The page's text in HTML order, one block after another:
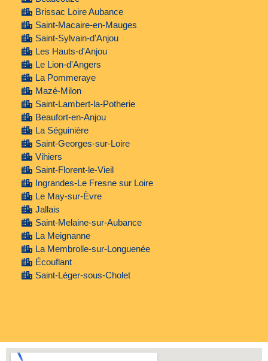
Brissac Loire Aubance
Saint-Macaire-en-Mauges
Saint-Sylvain-d'Anjou
Les Hauts-d'Anjou
Le Lion-d'Angers
La Pommeraye
Mazé-Milon
Saint-Lambert-la-Potherie
Beaufort-en-Anjou
La Séguinière
Saint-Georges-sur-Loire
Vihiers
Saint-Florent-le-Vieil
Ingrandes-Le Fresne sur Loire
Le May-sur-Èvre
Jallais
Saint-Melaine-sur-Aubance
La Meignanne
La Membrolle-sur-Longuenée
Écouflant
Saint-Léger-sous-Cholet